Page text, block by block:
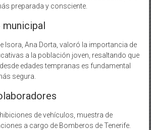
preparada y consciente.
Isora, Ana Dorta, valoró la importancia de
a la población joven, resaltando que
edades tempranas es fundamental
segura.
de vehículos, muestra de
a cargo de Bomberos de Tenerife.